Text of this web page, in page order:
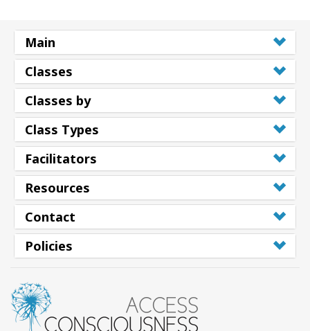
搜 Main
Classes
Classes by
Class Types
Facilitators
Resources
Contact
Policies